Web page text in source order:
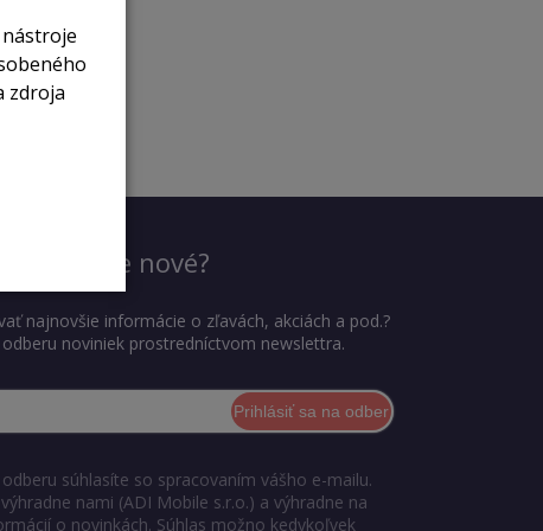
čo je nové?
najnovšie informácie o zľavách, akciách a pod.?
odberu noviniek prostredníctvom newslettra.
Prihlásiť sa na odber
súhlasíte so spracovaním vášho e-mailu.
nami (ADI Mobile s.r.o.) a výhradne na
o novinkách. Súhlas možno kedykoľvek
zdroja